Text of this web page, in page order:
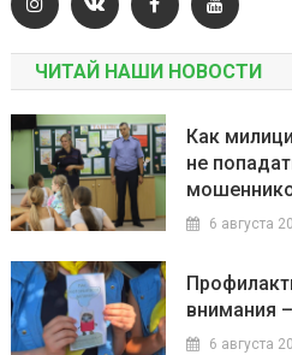
ЧИТАЙ НАШИ НОВОСТИ
Как
не
6 августа
внимания
6 августа